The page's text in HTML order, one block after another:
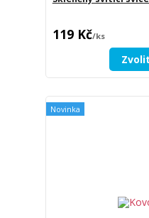
119 Kč/ks
Novinka